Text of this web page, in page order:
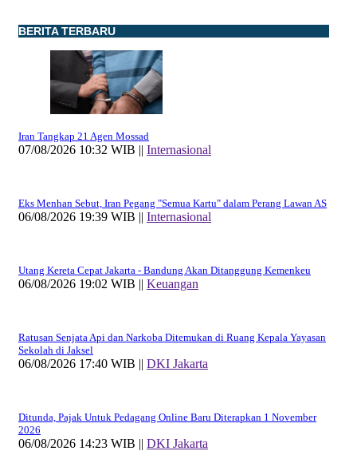
BERITA TERBARU
Iran Tangkap 21 Agen Mossad
07/08/2026 10:32 WIB || Internasional
Eks Menhan Sebut, Iran Pegang "Semua Kartu" dalam Perang Lawan AS
06/08/2026 19:39 WIB || Internasional
Utang Kereta Cepat Jakarta - Bandung Akan Ditanggung Kemenkeu
06/08/2026 19:02 WIB || Keuangan
Ratusan Senjata Api dan Narkoba Ditemukan di Ruang Kepala Yayasan
Sekolah di Jaksel
06/08/2026 17:40 WIB || DKI Jakarta
Ditunda, Pajak Untuk Pedagang Online Baru Diterapkan 1 November
2026
06/08/2026 14:23 WIB || DKI Jakarta